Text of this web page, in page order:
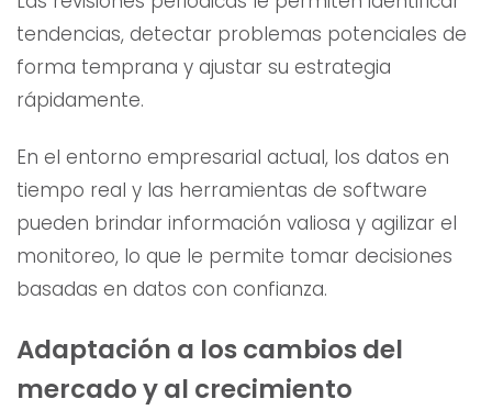
tendencias, detectar problemas potenciales de
forma temprana y ajustar su estrategia
rápidamente.
En el entorno empresarial actual, los datos en
tiempo real y las herramientas de software
pueden brindar información valiosa y agilizar el
monitoreo, lo que le permite tomar decisiones
basadas en datos con confianza.
Adaptación a los cambios del
mercado y al crecimiento